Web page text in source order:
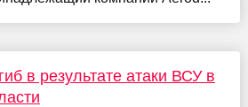
в результате атаки ВСУ в